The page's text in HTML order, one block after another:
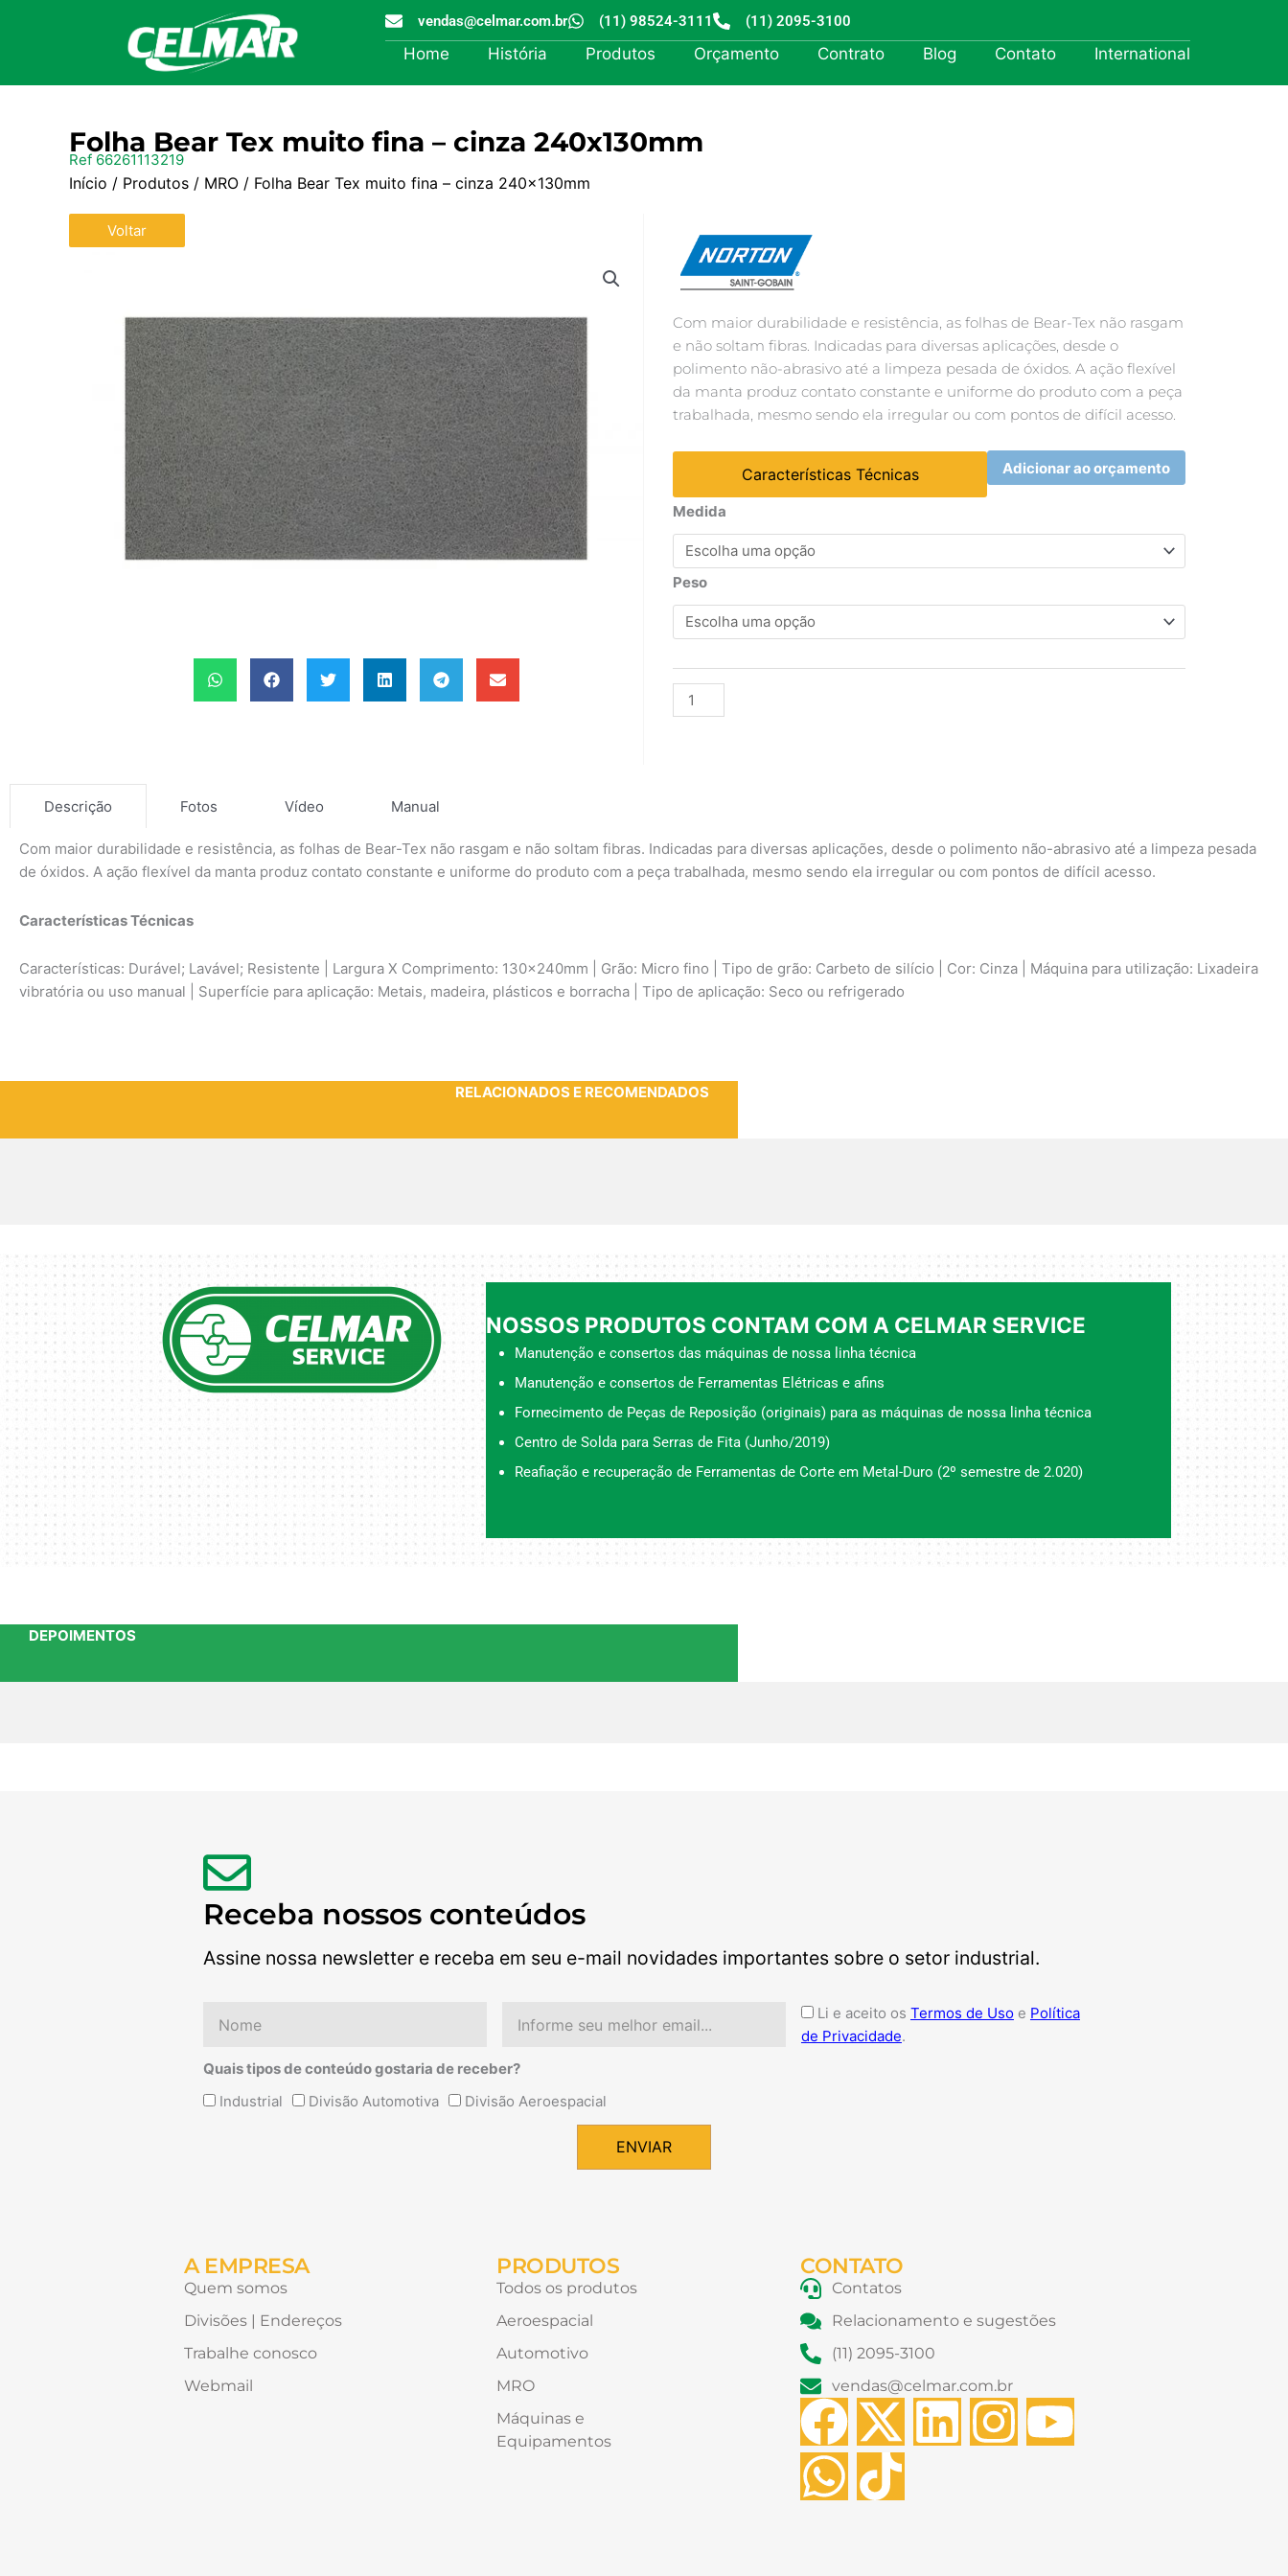
vendas@celmar.com.br (11) 98524-3111 (11) 2095-3100
Home História Produtos Orçamento Contrato Blog Contato International
Folha Bear Tex muito fina – cinza 240x130mm
Ref 66261113219
Início / Produtos / MRO / Folha Bear Tex muito fina – cinza 240x130mm
Voltar
Com maior durabilidade e resistência, as folhas de Bear-Tex não rasgam
e não soltam fibras. Indicadas para diversas aplicações, desde o
polimento não-abrasivo até a limpeza pesada de óxidos. A ação flexível
da manta produz contato constante e uniforme do produto com a peça
trabalhada, mesmo sendo ela irregular ou com pontos de difícil acesso.
Características Técnicas Adicionar ao orçamento
Medida
Peso
Folha
Bear
Tex
muito
240x130mm
quantidade
Descrição Fotos Vídeo Manual
Com maior durabilidade e resistência, as folhas de Bear-Tex não rasgam e não soltam fibras. Indicadas para diversas aplicações, desde o polimento não-abrasivo até a limpeza pesada
de óxidos. A ação flexível da manta produz contato constante e uniforme do produto com a peça trabalhada, mesmo sendo ela irregular ou com pontos de difícil acesso.
Características Técnicas
Características: Durável; Lavável; Resistente | Largura X Comprimento: 130x240mm | Grão: Micro fino | Tipo de grão: Carbeto de silício | Cor: Cinza | Máquina para utilização: Lixadeira
vibratória ou uso manual | Superfície para aplicação: Metais, madeira, plásticos e borracha | Tipo de aplicação: Seco ou refrigerado
RELACIONADOS E RECOMENDADOS
NOSSOS PRODUTOS CONTAM COM A CELMAR SERVICE
Manutenção e consertos das máquinas de nossa linha técnica
Manutenção e consertos de Ferramentas Elétricas e afins
Fornecimento de Peças de Reposição (originais) para as máquinas de nossa linha técnica
Centro de Solda para Serras de Fita (Junho/2019)
Reafiação e recuperação de Ferramentas de Corte em Metal-Duro (2º semestre de 2.020)
DEPOIMENTOS
Receba nossos conteúdos
Assine nossa newsletter e receba em seu e-mail novidades importantes sobre o setor industrial.
Aceite
Li e aceito os Termos de Usoe Política
de Privacidade.
Quais tipos de conteúdo gostaria de receber?
QuaisIndustrial Divisão Automotiva Divisão Aeroespacial
ENVIAR
A EMPRESA
Quem somos
Divisões | Endereços
Trabalhe conosco
Webmail
PRODUTOS
Todos os produtos
Aeroespacial
Automotivo
MRO
Máquinas e
Equipamentos
CONTATO
Contatos
Relacionamento e sugestões
(11) 2095-3100
vendas@celmar.com.br
F
a
c
X
-
t
L
I
Y
W
h
a
T
i
k